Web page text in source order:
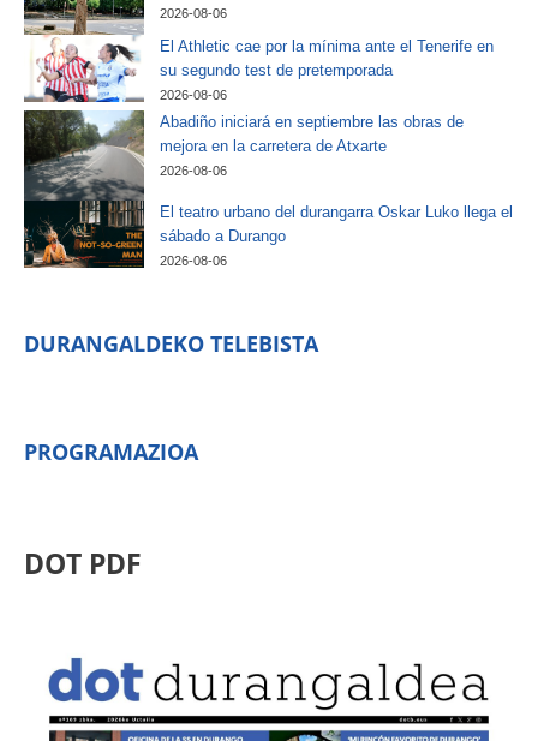
2026-08-06
El Athletic cae por la mínima ante el Tenerife en
su segundo test de pretemporada
2026-08-06
Abadiño iniciará en septiembre las obras de
mejora en la carretera de Atxarte
2026-08-06
El teatro urbano del durangarra Oskar Luko llega el
sábado a Durango
2026-08-06
DURANGALDEKO TELEBISTA
PROGRAMAZIOA
DOT PDF